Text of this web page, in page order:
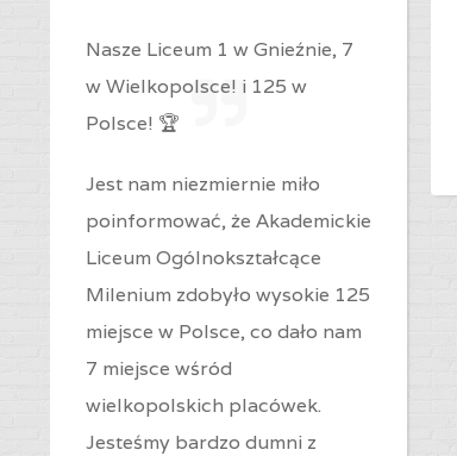
Nasze Liceum 1 w Gnieźnie, 7
w Wielkopolsce! i 125 w
Polsce! 🏆
Jest nam niezmiernie miło
poinformować, że Akademickie
Liceum Ogólnokształcące
Milenium zdobyło wysokie 125
miejsce w Polsce, co dało nam
7 miejsce wśród
wielkopolskich placówek.
Jesteśmy bardzo dumni z